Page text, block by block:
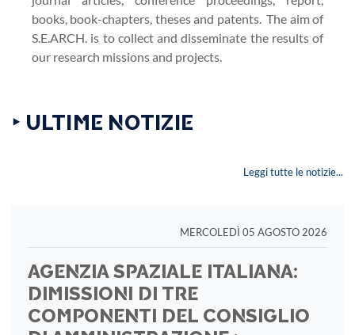
books, book-chapters, theses and patents. The aim of
S.E.ARCH. is to collect and disseminate the results of
our research missions and projects.
‣ ULTIME NOTIZIE
Leggi tutte le notizie...
MERCOLEDÌ 05 AGOSTO 2026
AGENZIA SPAZIALE ITALIANA:
DIMISSIONI DI TRE
COMPONENTI DEL CONSIGLIO